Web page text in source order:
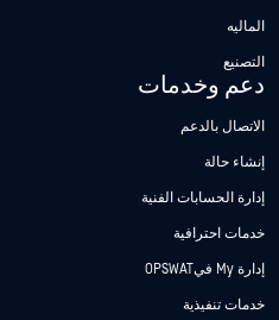
الماليه
التصنيع
دعم وخدمات
الاتصال بالدعم
إنشاء حالة
إدارة الحسابات الفنية
خدمات احترافية
إدارة My فيOPSWAT
خدمات تنفيذية